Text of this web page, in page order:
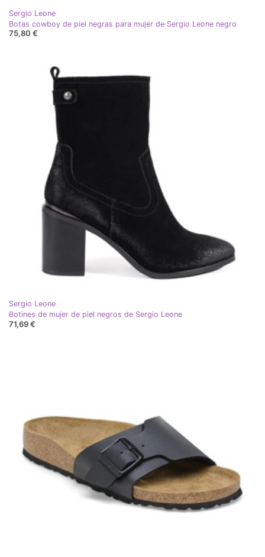
Sergio Leone
Botas cowboy de piel negras para mujer de Sergio Leone negro
75,80 €
Sergio Leone
Botines de mujer de piel negros de Sergio Leone
71,69 €